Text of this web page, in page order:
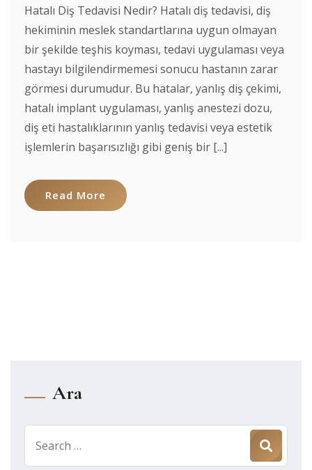
Hatalı Diş Tedavisi Nedir? Hatalı diş tedavisi, diş
hekiminin meslek standartlarına uygun olmayan
bir şekilde teşhis koyması, tedavi uygulaması veya
hastayı bilgilendirmemesi sonucu hastanın zarar
görmesi durumudur. Bu hatalar, yanlış diş çekimi,
hatalı implant uygulaması, yanlış anestezi dozu,
diş eti hastalıklarının yanlış tedavisi veya estetik
işlemlerin başarısızlığı gibi geniş bir [...]
Read More
Ara
for: